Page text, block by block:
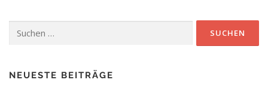
nach:
NEUESTE BEITRÄGE